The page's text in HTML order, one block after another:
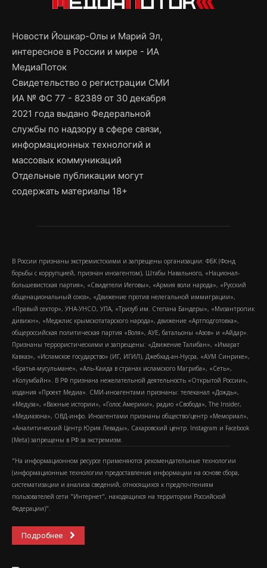
Новости Йошкар-Олы и Марий Эл,
интересное в России и мире - ИА
МедиаПоток
Свидетельство о регистрации СМИ
ИА № ФС 77 - 82389 от 30 декабря
2021 года выдано Федеральной
службы по надзору в сфере связи,
информационных технологий и
массовых коммуникаций
Отдельные публикации могут
содержать материалы 18+
В России признаны экстремистскими и запрещены организации: ФБК (Фонд
борьбы с коррупцией, признан иноагентом), Штабы Навального, «Национал-
большевистская партия», «Свидетели Иеговы», «Армия воли народа», «Русский
общенациональный союз», «Движение против нелегальной иммиграции»,
«Правый сектор», УНА-УНСО, УПА, «Тризуб им. Степана Бандеры», «Мизантропик
дивижн», «Меджлис крымскотатарского народа», движение «Артподготовка»,
общероссийская политическая партия «Воля», АУЕ, батальоны «Азов» и «Айдар».
Признаны террористическими и запрещены: «Движение Талибан», «Имарат
Кавказ», «Исламское государство» (ИГ, ИГИЛ), Джебхад-ан-Нусра, «АУМ Синрике»,
«Братья-мусульмане», «Аль-Каида в странах исламского Магриба», «Сеть»,
«Колумбайн». В РФ признана нежелательной деятельность «Открытой России»,
издания «Проект Медиа». СМИ-иноагентами признаны: телеканал «Дождь»,
«Медуза», «Важные истории», «Голос Америки», радио «Свобода», The Insider,
«Медиазона», ОВД-инфо. Иноагентами признаны общество/центр «Мемориал»,
«Аналитический Центр Юрия Левады», Сахаровский центр. Instagram и Facebook
(Metа) запрещены в РФ за экстремизм.
"На информационном ресурсе применяются рекомендательные технологии
(информационные технологии предоставления информации на основе сбора,
систематизации и анализа сведений, относящихся к предпочтениям
пользователей сети "Интернет", находящихся на территории Российской
Федерации)".
Подробнее